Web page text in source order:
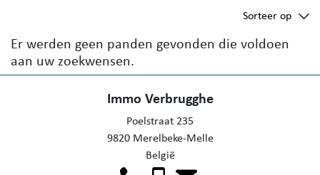
Sorteer op
Er werden geen panden gevonden die voldoen
aan uw zoekwensen.
Immo Verbrugghe
Poelstraat 235
9820 Merelbeke-Melle
België